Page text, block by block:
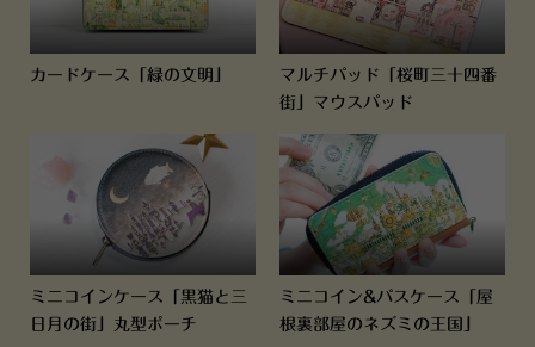
カードケース「緑の文明」
マルチパッド「桜町三十四番
街」マウスパッド
ミニコインケース「黒猫と三
日月の街」丸型ポーチ
ミニコイン&パスケース「屋
根裏部屋のネズミの王国」